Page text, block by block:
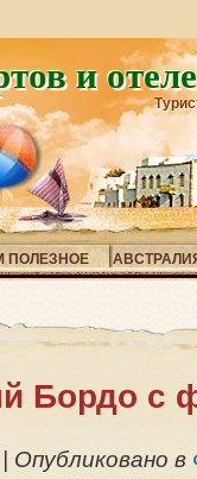
и
ПОЛЕЗНОЕ
Бордо с
Опубликовано в